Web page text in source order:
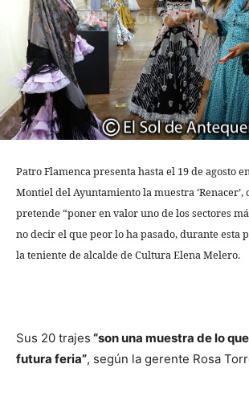
Patro Flamenca presenta hasta el 19 de agosto
Montiel del Ayuntamiento la muestra ‘Renacer’,
pretende “poner en valor uno de los sectores
no decir el que peor lo ha pasado, durante esta
la teniente de alcalde de Cultura Elena Melero.
Sus 20 trajes “son una muestra de lo
futura feria”, según la gerente Rosa